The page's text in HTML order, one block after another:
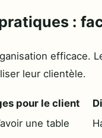
:
efficace.
leur clientèle.
pour le client
une table